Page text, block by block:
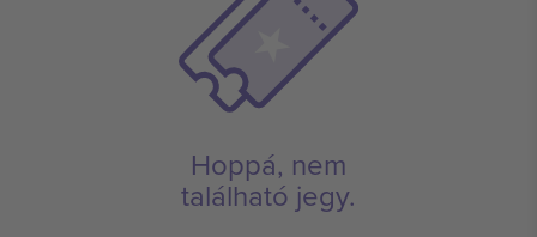
Hoppá, nem
található jegy.